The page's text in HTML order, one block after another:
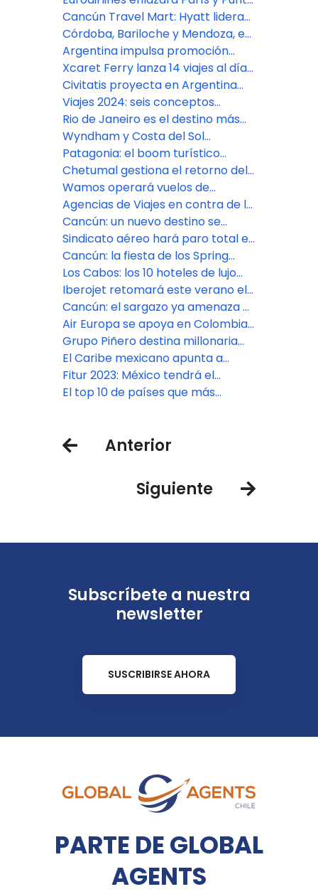
Cana con nuevo vuelo charter
Cancún Travel Mart: Hyatt lidera
eventos sociales en nuevos
hoteles
Córdoba, Bariloche y Mendoza, en
el ‘top’ 5 de tráfico aéreo
argentino
Argentina impulsa promoción
turística vanguardista en sector
gamer
Xcaret Ferry lanza 14 viajes al día
de Playa del Carmen a Cozumel
Civitatis proyecta en Argentina
gran movimiento turístico por
carnaval
Viajes 2024: seis conceptos
nuevos que serán tendencia
Rio de Janeiro es el destino más
elegido de los argentinos en el
exterior
Wyndham y Costa del Sol
desembarcan en el aeropuerto
de Lima
Patagonia: el boom turístico
alienta la ruta Montevideo-
Bariloche
Chetumal gestiona el retorno del
vuelo de American a Miami
Wamos operará vuelos de
Avianca desde Madrid y Bogotá
Agencias de Viajes en contra de la
implementación del NDC
Cancún: un nuevo destino se
diferencia como “libre de sargazo»
Sindicato aéreo hará paro total en
el inicio de Semana Santa
Cancún: la fiesta de los Spring
breakers casi llega a Semana
Santa
Los Cabos: los 10 hoteles de lujo
que ultiman su estreno
Iberojet retomará este verano el
vuelo directo Madrid-Los Cabos
Cancún: el sargazo ya amenaza a
siete playas con el primer recale
Air Europa se apoya en Colombia
e Iberia en México como bases
latinas
Grupo Piñero destina millonaria
inversión en el Caribe para 2023
El Caribe mexicano apunta a
recuperar al turista europeo
Fitur 2023: México tendrá el
pabellón más grande de América
El top 10 de países que más
Anterior
Siguiente
Subscríbete a nuestra
newsletter
SUSCRIBIRSE AHORA
PARTE DE GLOBAL
AGENTS